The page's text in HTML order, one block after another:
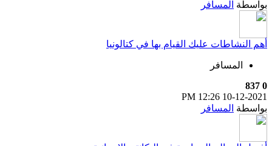
بواسطة المسافر
أهم النشاطات عليك القيام بها في كتالونيا
المسافر
0
837
10-12-2021
12:26 PM
بواسطة المسافر